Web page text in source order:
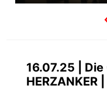
16.07.25 | Die
HERZANKER